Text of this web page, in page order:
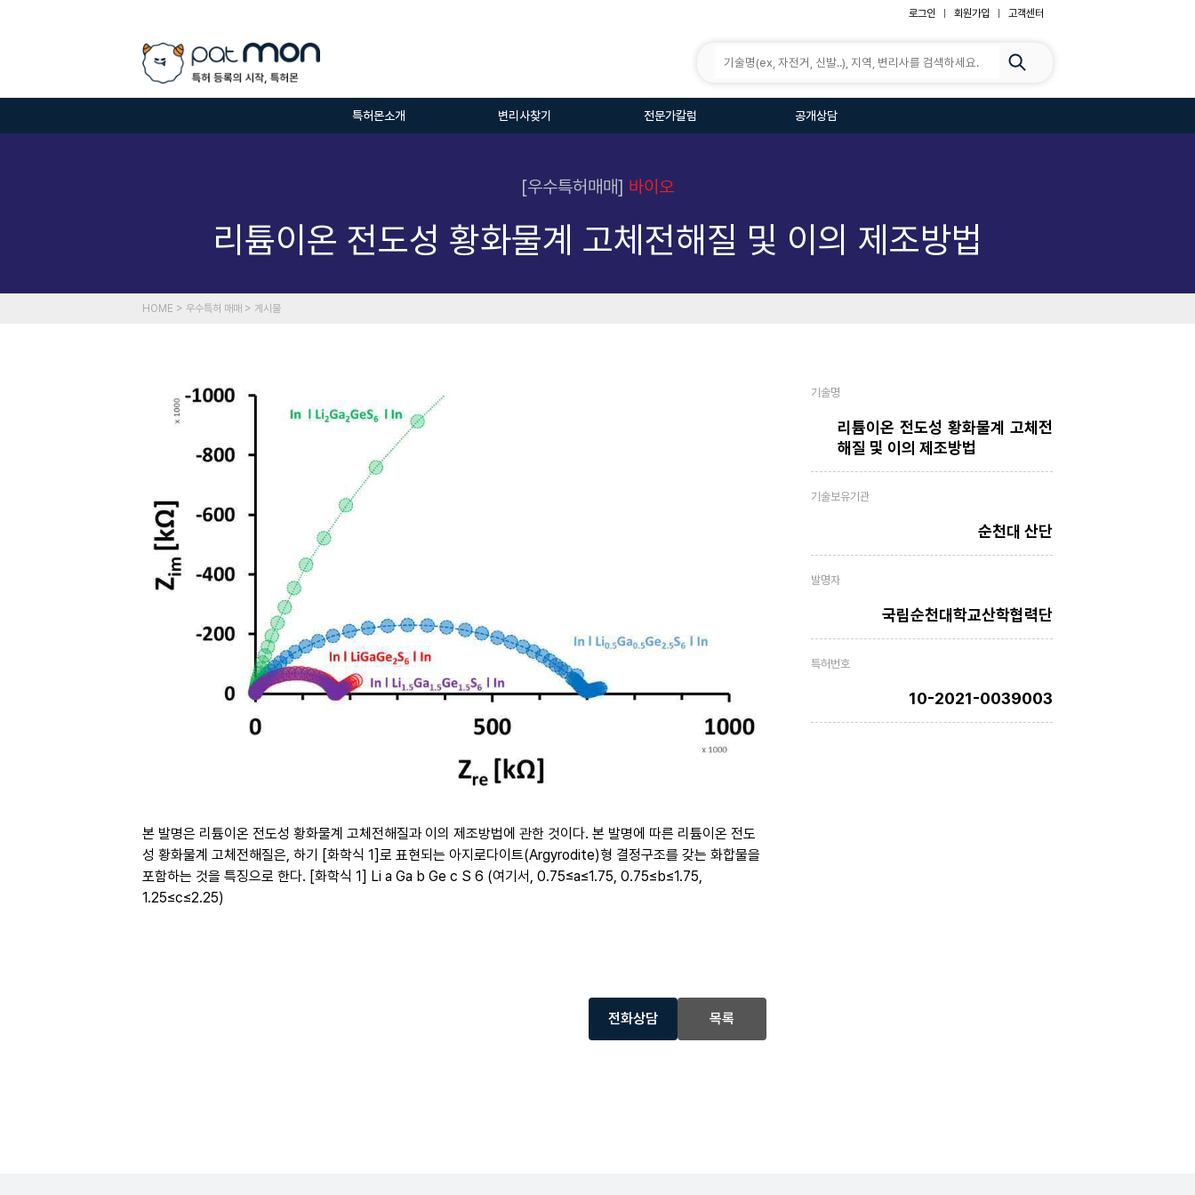
로그인 회원가입 고객센터
특허몬소개 변리사찾기 전문가칼럼 공개상담
[우수특허매매] 바이오
리튬이온 전도성 황화물계 고체전해질 및 이의 제조방법
HOME > 우수특허 매매 > 게시물
본 발명은 리튬이온 전도성 황화물계 고체전해질과 이의 제조방법에 관한 것이다. 본 발명에 따른 리튬이온 전도
성 황화물계 고체전해질은, 하기 [화학식 1]로 표현되는 아지로다이트(Argyrodite)형 결정구조를 갖는 화합물을
포함하는 것을 특징으로 한다. [화학식 1] Li a Ga b Ge c S 6 (여기서, 0.75≤a≤1.75, 0.75≤b≤1.75,
1.25≤c≤2.25)
전화상담 목록
기술명
리튬이온 전도성 황화물계 고체전
해질 및 이의 제조방법
기술보유기관
순천대 산단
발명자
국립순천대학교산학협력단
특허번호
10-2021-0039003